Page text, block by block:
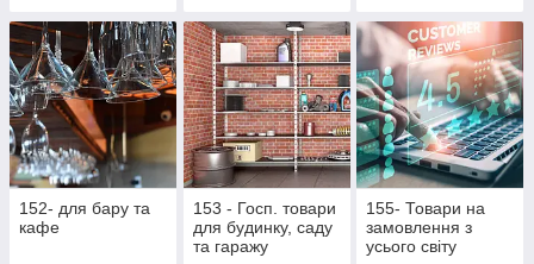
152- для бару та
кафе
153 - Госп. товари
для будинку, саду
та гаражу
155- Товари на
замовлення з
усього світу